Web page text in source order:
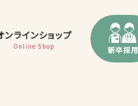
ンラインショップ
Online Shop 新卒採用